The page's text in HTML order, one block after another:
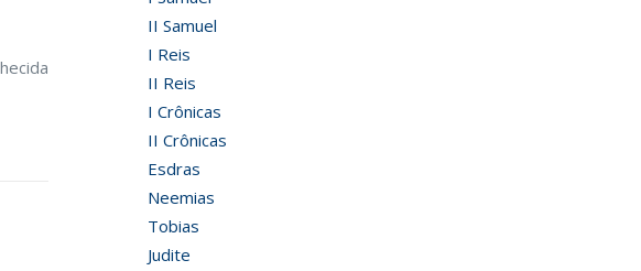
II Samuel
I Reis
II Reis
I Crônicas
II Crônicas
Esdras
Neemias
Tobias
Judite